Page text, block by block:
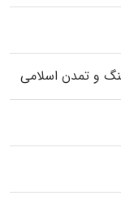
و تمدن اسلامی